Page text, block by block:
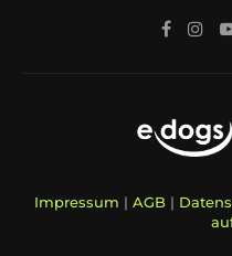
Impressum | AGB |